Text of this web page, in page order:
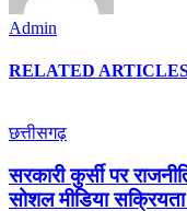
Admin
RELATED
छत्तीसगढ़
सरकारी कुर्सी पर
सोशल मीडिया